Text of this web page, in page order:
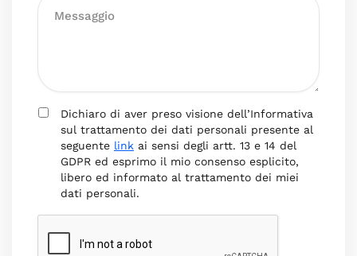
Dichiaro di aver preso visione dell’Informativa
sul trattamento dei dati personali presente al
seguente link ai sensi degli artt. 13 e 14 del
GDPR ed esprimo il mio consenso esplicito,
libero ed informato al trattamento dei miei
dati personali.